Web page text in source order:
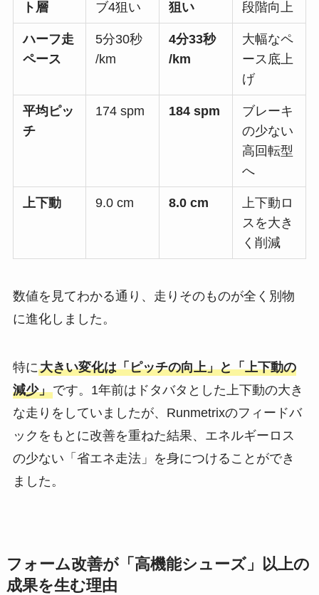
ト層 ブ4狙い 狙い 段階向上
ハーフ走
ペース
5分30秒
/km
4分33秒
/km
大幅なペ
ース底上
げ
平均ピッ
チ
174 spm 184 spm
ブレーキ
の少ない
高回転型
へ
上下動 9.0 cm 8.0 cm
上下動ロ
スを大き
く削減
数値を見てわかる通り、走りそのものが全く別物
に進化しました。
特に大きい変化は「ピッチの向上」と「上下動の
減少」です。1年前はドタバタとした上下動の大き
な走りをしていましたが、Runmetrixのフィードバ
ックをもとに改善を重ねた結果、エネルギーロス
の少ない「省エネ走法」を身につけることができ
ました。
フォーム改善が「高機能シューズ」以上の
成果を生む理由